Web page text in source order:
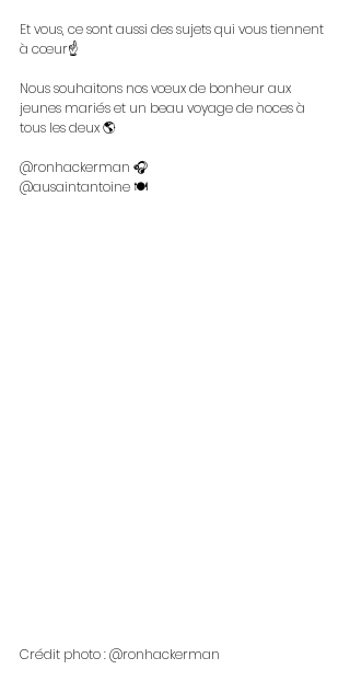
Et vous, ce sont aussi des sujets qui vous tiennent
à cœur☝️
Nous souhaitons nos vœux de bonheur aux
jeunes mariés et un beau voyage de noces à
tous les deux 🌎
@ronhackerman 🎧
@ausaintantoine 🍽️
Crédit photo : @ronhackerman